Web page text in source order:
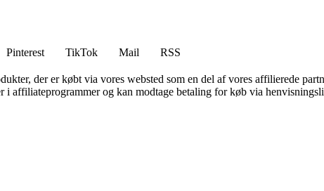
Pinterest TikTok Mail
RSS
der er købt via vores websted som en del af vores affilierede
affiliateprogrammer og kan modtage betaling for køb via